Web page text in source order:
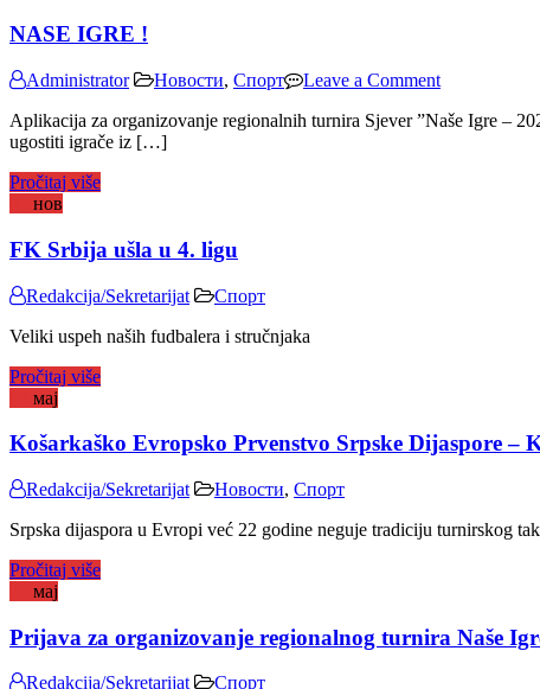
NASE IGRE !
Administrator Новости, Спорт Leave a Commenton
IGRE
Aplikacija za organizovanje regionalnih turnira Sjever ”Naše Igre –
ugostiti igrače iz […]
Pročitaj više
нов
FK Srbija ušla u 4. ligu
Redakcija/Sekretarijat
Спорт
Veliki uspeh naših fudbalera i stručnjaka
Pročitaj više
мај
Košarkaško Evropsko Prvenstvo Srpske Dijaspore –
Redakcija/Sekretarijat Новости, Спорт
Srpska dijaspora u Evropi već 22 godine neguje tradiciju turnirskog
Pročitaj više
мај
Prijava za organizovanje regionalnog turnira Naše
Redakcija/Sekretarijat
Спорт